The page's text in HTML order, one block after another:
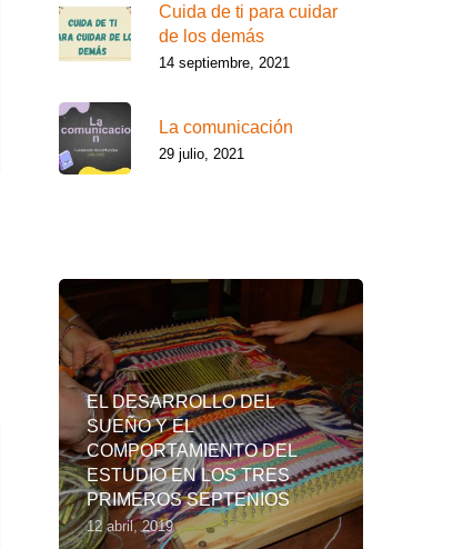
Cuida de ti para cuidar
de los demás
14 septiembre, 2021
La comunicación
29 julio, 2021
EL DESARROLLO DEL
SUEÑO Y EL
COMPORTAMIENTO DEL
ESTUDIO EN LOS TRES
PRIMEROS SEPTENIOS
12 abril, 2019